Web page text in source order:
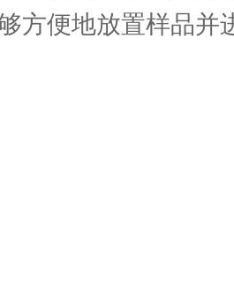
方便地放置样品并